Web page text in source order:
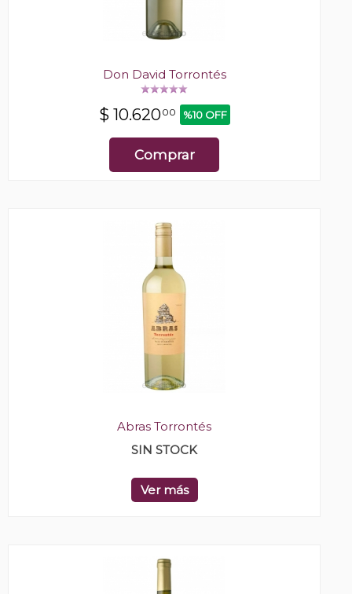
Don David Torrontés
$ 10.62000 %10 OFF
Comprar
Abras Torrontés
SIN STOCK
Ver más